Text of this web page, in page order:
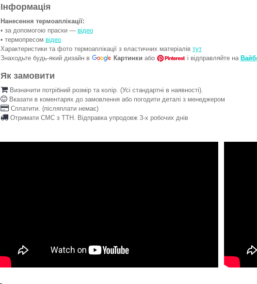
Інформація
Нанесення термоаплікації:
• за допомогою праски — відео
• термопресом відео
Характеристики та фото термоаплікації з еластичних матеріалів тут
Знаходьте будь-який дизайн в
Картинки або і відправляйте на
Як замовити
Визначити потрібний розмір та колір. (Усі стандартні в наявності).
Вказати в коментарях до замовлення або погодити деталі з менеджером
Сплатити. (післяплати немає)
Отримати СМС з ТТН. Відправка упродовж 3-х робочих днів